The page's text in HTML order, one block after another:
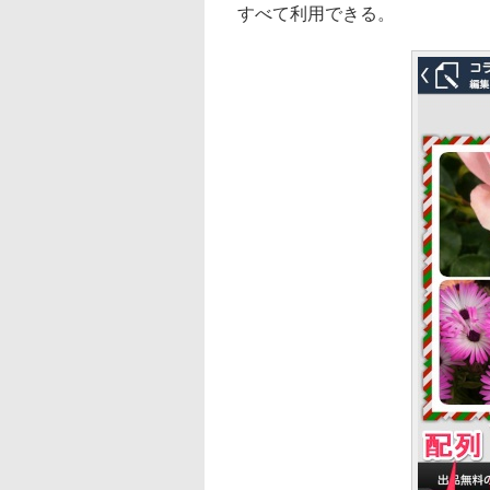
すべて利用できる。